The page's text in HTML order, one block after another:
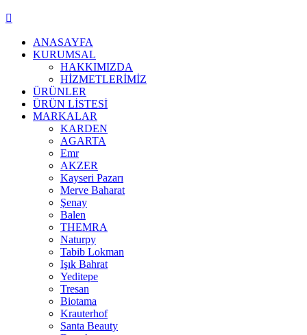
ANASAYFA
KURUMSAL
HAKKIMIZDA
HİZMETLERİMİZ
ÜRÜNLER
ÜRÜN LİSTESİ
MARKALAR
KARDEN
AGARTA
Emr
AKZER
Kayseri Pazarı
Merve Baharat
Şenay
Balen
THEMRA
Naturpy
Tabib Lokman
Işık Bahrat
Yeditepe
Tresan
Biotama
Krauterhof
Santa Beauty